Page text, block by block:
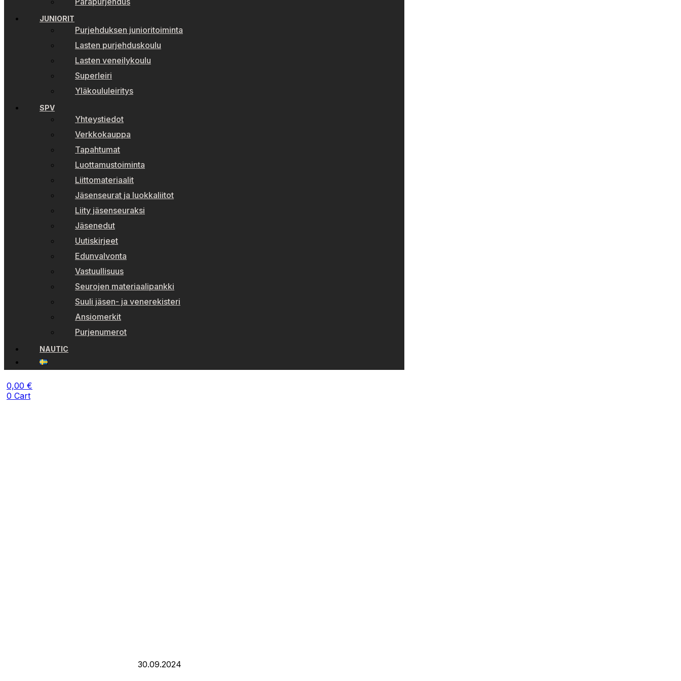
JUNIORIT
Purjehduksen junioritoiminta
Lasten purjehduskoulu
Lasten veneilykoulu
Superleiri
Yläkoululeiritys
SPV
Yhteystiedot
Verkkokauppa
Tapahtumat
Luottamustoiminta
Liittomateriaalit
Jäsenseurat ja luokkaliitot
Liity jäsenseuraksi
Jäsenedut
Uutiskirjeet
Edunvalvonta
Vastuullisuus
Seurojen materiaalipankki
Suuli jäsen- ja venerekisteri
Ansiomerkit
Purjenumerot
NAUTIC
0,00 €
0 Cart
30.09.2024